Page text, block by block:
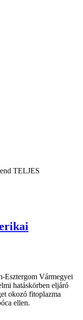
TELJES
Esztergom Vármegyei
hatáskörben eljáró
okozó fitoplazma
ellen.